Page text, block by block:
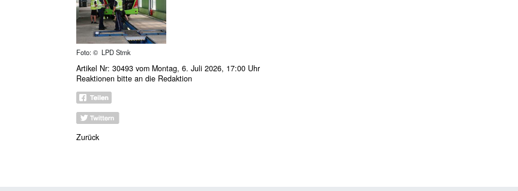
Foto: © LPD Stmk
Artikel Nr: 30493 vom Montag, 6. Juli 2026, 17:00 Uhr
Reaktionen bitte an die Redaktion
Zurück